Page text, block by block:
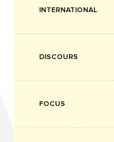
INTERNATIONAL
DISCOURS
FOCUS